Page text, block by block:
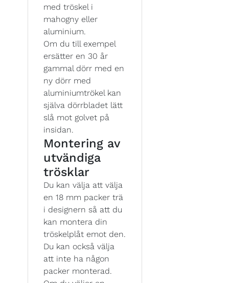
med tröskel i
mahogny eller
aluminium.
Om du till exempel
ersätter en 30 år
gammal dörr med en
ny dörr med
aluminiumtrökel kan
själva dörrbladet lätt
slå mot golvet på
insidan.
Montering av
utvändiga
trösklar
Du kan välja att välja
en 18 mm packer trä
i designern så att du
kan montera din
tröskelplåt emot den.
Du kan också välja
att inte ha någon
packer monterad.